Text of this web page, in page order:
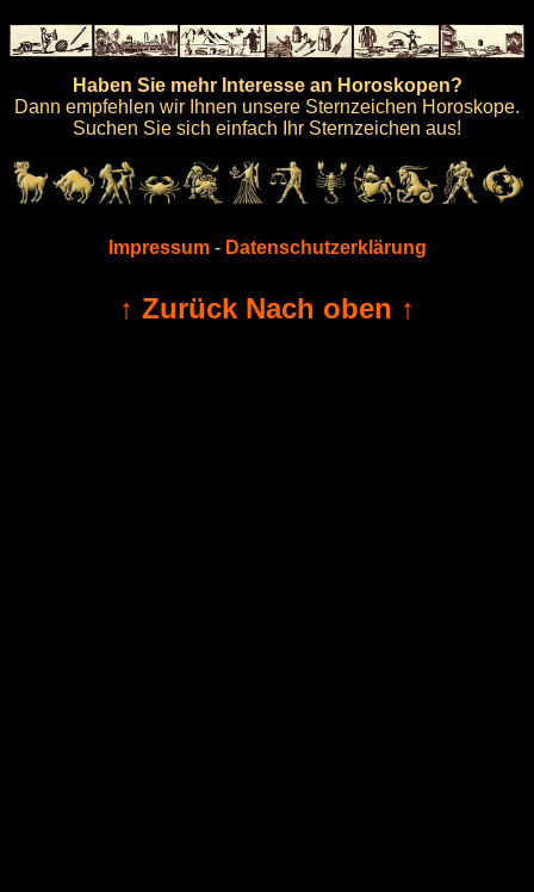
Haben Sie mehr Interesse an Horoskopen?
Dann empfehlen wir Ihnen unsere Sternzeichen Horoskope.
Suchen Sie sich einfach Ihr Sternzeichen aus!
Impressum- Datenschutzerklärung
↑ Zurück Nach oben ↑